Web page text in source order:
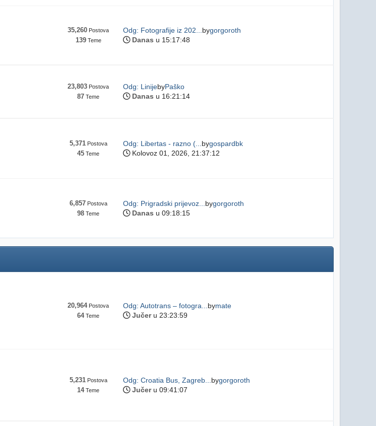
35,260 Postova
139Teme
Odg: Fotografije iz 202... bygorgoroth
Danas u 15:17:48
23,803 Postova
87 Teme
Odg: LinijebyPaško
Danas u 16:21:14
5,371Postova
45 Teme
Odg: Libertas - razno (... bygospardbk
Kolovoz 01, 2026, 21:37:12
6,857Postova
98 Teme
Odg: Prigradski prijevoz... bygorgoroth
Danas u 09:18:15
20,964Postova
64Teme
Odg: Autotrans – fotogra... bymate
Jučeru 23:23:59
5,231Postova
14Teme
Odg: Croatia Bus, Zagreb... bygorgoroth
Jučeru 09:41:07